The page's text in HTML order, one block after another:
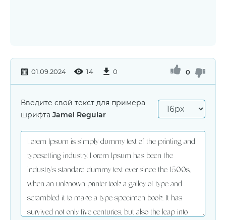
01.09.2024 14 0 0
Введите свой текст для примера
шрифта Jamel Regular